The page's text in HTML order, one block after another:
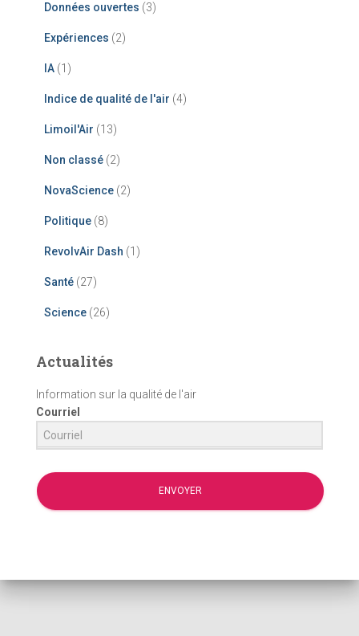
Données ouvertes (3)
Expériences (2)
IA (1)
Indice de qualité de l'air (4)
Limoil'Air (13)
Non classé (2)
NovaScience (2)
Politique (8)
RevolvAir Dash (1)
Santé (27)
Science (26)
Actualités
Information sur la qualité de l'air
Courriel
ENVOYER